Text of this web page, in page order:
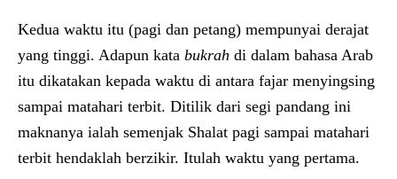
Kedua waktu itu (pagi dan petang) mempunyai derajat
yang tinggi. Adapun kata bukrah di dalam bahasa Arab
itu dikatakan kepada waktu di antara fajar menyingsing
sampai matahari terbit. Ditilik dari segi pandang ini
maknanya ialah semenjak Shalat pagi sampai matahari
terbit hendaklah berzikir. Itulah waktu yang pertama.